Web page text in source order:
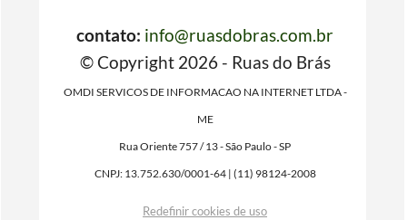
contato: info@ruasdobras.com.br
© Copyright 2026 - Ruas do Brás
OMDI SERVICOS DE INFORMACAO NA INTERNET LTDA -
ME
Rua Oriente 757 / 13 - São Paulo - SP
CNPJ: 13.752.630/0001-64 | (11) 98124-2008
Redefinir cookies de uso